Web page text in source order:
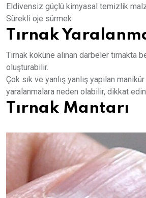
Eldivensiz güçlü kimyasal temizlik
Sürekli oje sürmek
Tırnak
Tırnak köküne alınan darbeler tırnakta
oluşturabilir.
Çok sık ve yanlış yanlış yapılan
yaralanmalara neden olabilir, dikkat
Tırnak Mantarı